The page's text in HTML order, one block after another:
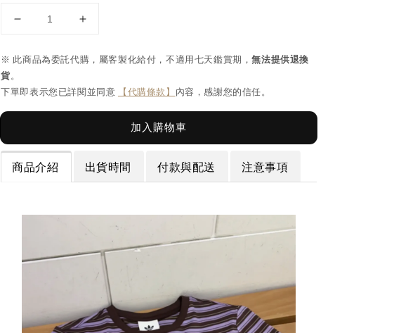
※ 此商品為委託代購，屬客製化給付，不適用七天鑑賞期，無法提供退換
貨。
下單即表示您已詳閱並同意
【代購條款】 內容，感謝您的信任。
加入購物車
商品介紹 出貨時間 付款與配送 注意事項